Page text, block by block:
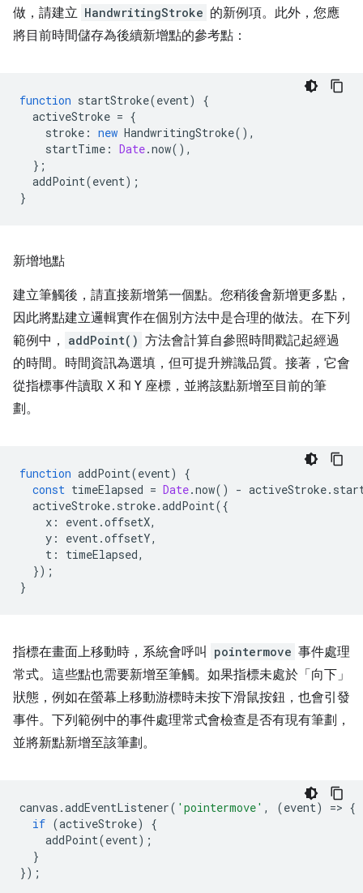
做，請建立 HandwritingStroke 的新例項。此外，您應
將目前時間儲存為後續新增點的參考點：
function startStroke(event)
{
activeStroke = {
stroke : new HandwritingStroke(),
startTime : Date.now(),
};
addPoint(event);
}
新增地點
建立筆觸後，請直接新增第一個點。您稍後會新增更多點，
因此將點建立邏輯實作在個別方法中是合理的做法。在下列
範例中，
addPoint() 方法會計算自參照時間戳記起經過
的時間。時間資訊為選填，但可提升辨識品質。接著，它會
從指標事件讀取 X 和 Y 座標，並將該點新增至目前的筆
劃。
function addPoint(event)
{
const timeElapsed = Date.now() - activeStroke.
activeStroke. stroke.addPoint({
x : event.offsetX,
y : event.offsetY,
t : timeElapsed,
});
}
指標在畫面上移動時，系統會呼叫 pointermove 事件處理
常式。這些點也需要新增至筆觸。如果指標未處於「向下」
狀態，例如在螢幕上移動游標時未按下滑鼠按鈕，也會引發
事件。下列範例中的事件處理常式會檢查是否有現有筆劃，
並將新點新增至該筆劃。
canvas .addEventListener( 'pointermove' , (event) => {
if (activeStroke)
{
addPoint(event);
}
});